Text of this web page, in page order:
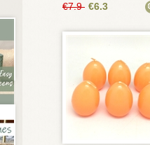
€7.9 €6.3